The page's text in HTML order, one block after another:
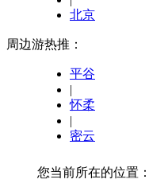
北京
周边游热推：
平谷
|
怀柔
|
密云
您当前所在的位置：